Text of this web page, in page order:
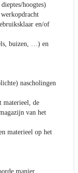
hoogtes)
en/of
buizen, …) en
nascholingen
materieel, de
van het
materieel op het
manier